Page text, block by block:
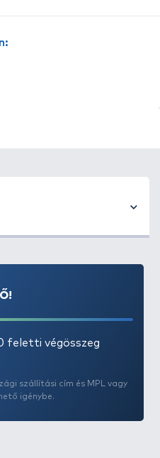
feletti végösszeg
szállítási cím és MPL vagy
igénybe.